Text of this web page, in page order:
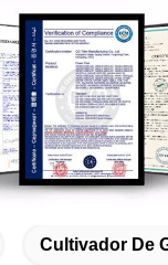
Cultivador De